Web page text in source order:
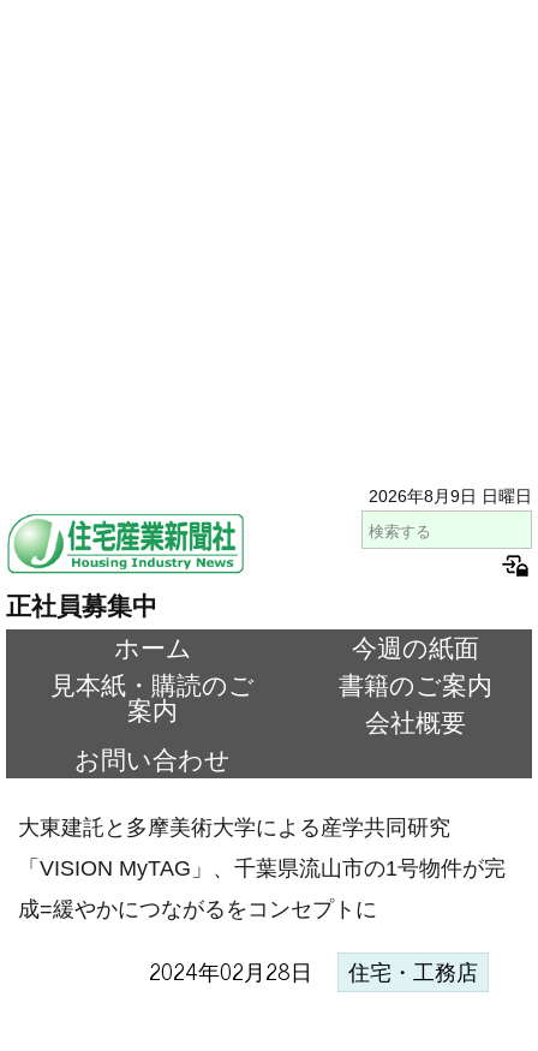
2026年8月9日 日曜日
正社員募集中
ホーム
今週の紙面
見本紙・購読のご
案内
書籍のご案内
会社概要
お問い合わせ
大東建託と多摩美術大学による産学共同研究
「VISION MyTAG」、千葉県流山市の1号物件が完
成=緩やかにつながるをコンセプトに
2024年02月28日 住宅・工務店